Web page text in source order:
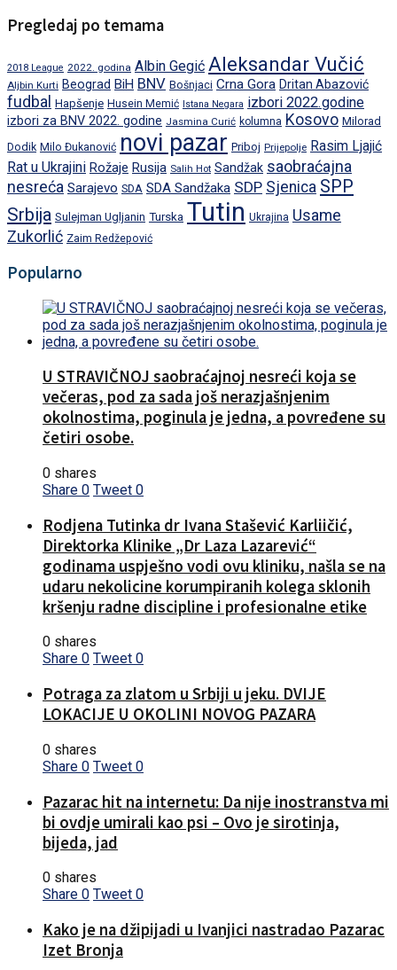
Pregledaj po temama
2018 League 2022. godina Albin Gegić Aleksandar Vučić
Aljbin Kurti Beograd BiH BNV Bošnjaci Crna Gora Dritan Abazović
fudbal Hapšenje Husein Memić Istana Negara izbori 2022.godine
izbori za BNV 2022. godine Jasmina Curić kolumna Kosovo Milorad
Dodik Milo Đukanović novi pazar Priboj Prijepolje Rasim Ljajić
Rat u Ukrajini Rožaje Rusija Salih Hot Sandžak saobraćajna
nesreća Sarajevo SDA SDA Sandžaka SDP Sjenica SPP
Srbija Sulejman Ugljanin Turska Tutin Ukrajina Usame
Zukorlić Zaim Redžepović
Popularno
U STRAVIČNOJ saobraćajnoj nesreći koja se
večeras, pod za sada još nerazjašnjenim
okolnostima, poginula je jedna, a povređene su
četiri osobe.
0 shares
Share 0 Tweet 0
Rodjena Tutinka dr Ivana Stašević Karliičić,
Direktorka Klinike „Dr Laza Lazarević“
godinama uspješno vodi ovu kliniku, našla se na
udaru nekolicine korumpiranih kolega sklonih
kršenju radne discipline i profesionalne etike
0 shares
Share 0 Tweet 0
Potraga za zlatom u Srbiji u jeku. DVIJE
LOKACIJE U OKOLINI NOVOG PAZARA
0 shares
Share 0 Tweet 0
Pazarac hit na internetu: Da nije inostranstva mi
bi ovdje umirali kao psi – Ovo je sirotinja,
bijeda, jad
0 shares
Share 0 Tweet 0
Kako je na džipijadi u Ivanjici nastradao Pazarac
Izet Bronja